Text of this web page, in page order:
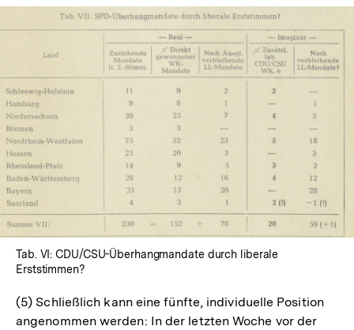
der
Fußnote
In
Lightbox
öffnen
Tab. VI: CDU/CSU-Überhangmandate durch liberale
Erststimmen?
(5) Schließlich kann eine fünfte, individuelle Position
angenommen werden: In der letzten Woche vor der